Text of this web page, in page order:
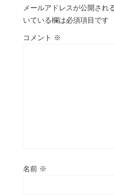
メールアドレスが公開され
いている欄は必須項目です
コメント ※
名前 ※